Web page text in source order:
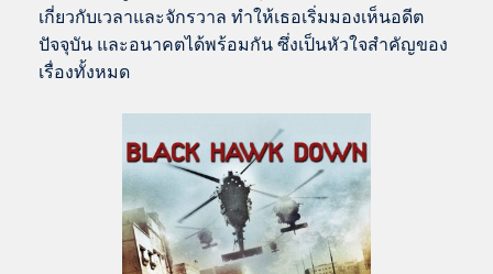
เกี่ยวกับเวลาและจักรวาล ทำให้เธอเริ่มมองเห็นอดีต
ปัจจุบัน และอนาคตได้พร้อมกัน ซึ่งเป็นหัวใจสำคัญของ
เรื่องทั้งหมด